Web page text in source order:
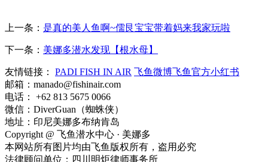
上一条： 是真的美人鱼啊~儒艮宝宝带着妈来我家玩啦
下一条： 美娜多潜水发现【根水母】
友情链接： PADI FISH IN AIR 飞鱼微博飞鱼官方小红书
邮箱：manado@fishinair.com
电话： +62 813 5675 0066
微信：DiverGuan（蜘蛛侠）
地址：印尼美娜多布纳肯岛
Copyright @ 飞鱼潜水中心 · 美娜多
本网站所有图片均由飞鱼版权所有，盗用必究
法律顾问单位：四川明炬律师事务所